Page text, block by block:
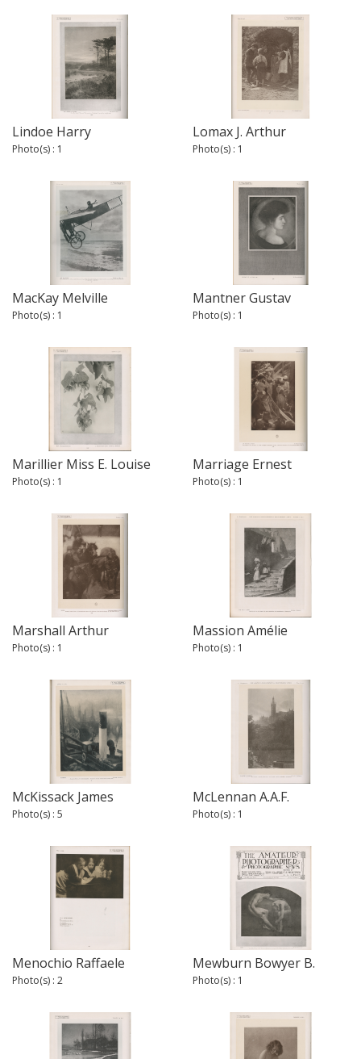
Lindoe Harry
Photo(s) : 1
Lomax J. Arthur
Photo(s) : 1
MacKay Melville
Photo(s) : 1
Mantner Gustav
Photo(s) : 1
Marillier Miss E. Louise
Photo(s) : 1
Marriage Ernest
Photo(s) : 1
Marshall Arthur
Photo(s) : 1
Massion Amélie
Photo(s) : 1
McKissack James
Photo(s) : 5
McLennan A.A.F.
Photo(s) : 1
Menochio Raffaele
Photo(s) : 2
Mewburn Bowyer B.
Photo(s) : 1